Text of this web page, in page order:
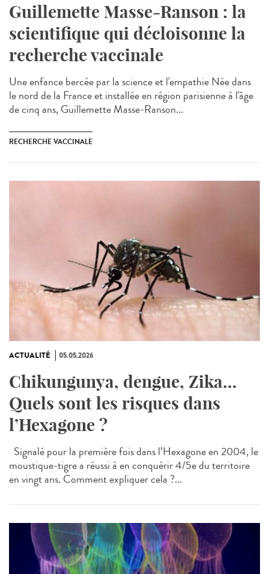
Guillemette Masse-Ranson : la
scientifique qui décloisonne la
recherche vaccinale
Une enfance bercée par la science et l'empathie Née dans
le nord de la France et installée en région parisienne à l'âge
de cinq ans, Guillemette Masse-Ranson...
RECHERCHE VACCINALE
ACTUALITÉ 05.05.2026
Chikungunya, dengue, Zika…
Quels sont les risques dans
l’Hexagone ?
Signalé pour la première fois dans l’Hexagone en 2004, le
moustique-tigre a réussi à en conquérir 4/5e du territoire
en vingt ans. Comment expliquer cela ?...